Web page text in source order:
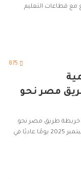
مع قطاعات التعليم
875
مصر نحو
خريطة طريق مصر نحو
النمو المستدام لم يكن السابع من سبتمبر 2025 يومًا عاديًا في